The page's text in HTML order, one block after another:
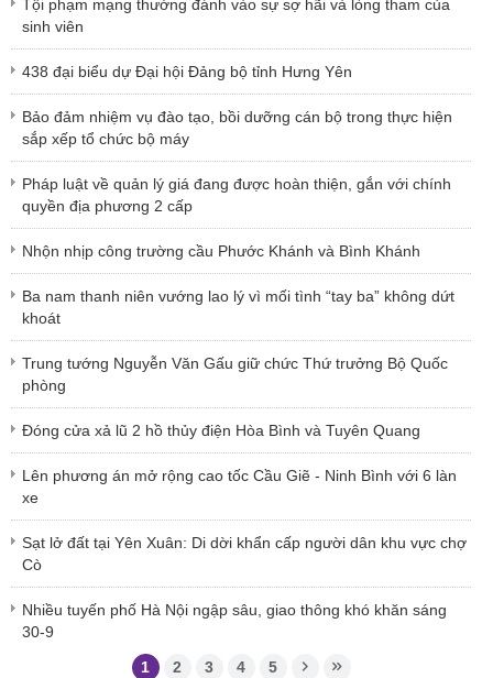
Tội phạm mạng thường đánh vào sự sợ hãi và lòng tham của
sinh viên
438 đại biểu dự Đại hội Đảng bộ tỉnh Hưng Yên
Bảo đảm nhiệm vụ đào tạo, bồi dưỡng cán bộ trong thực hiện
sắp xếp tổ chức bộ máy
Pháp luật về quản lý giá đang được hoàn thiện, gắn với chính
quyền địa phương 2 cấp
Nhộn nhịp công trường cầu Phước Khánh và Bình Khánh
Ba nam thanh niên vướng lao lý vì mối tình “tay ba” không dứt
khoát
Trung tướng Nguyễn Văn Gấu giữ chức Thứ trưởng Bộ Quốc
phòng
Đóng cửa xả lũ 2 hồ thủy điện Hòa Bình và Tuyên Quang
Lên phương án mở rộng cao tốc Cầu Giẽ - Ninh Bình với 6 làn
xe
Sạt lở đất tại Yên Xuân: Di dời khẩn cấp người dân khu vực chợ
Cò
Nhiều tuyến phố Hà Nội ngập sâu, giao thông khó khăn sáng
30-9
1 2 3 4 5